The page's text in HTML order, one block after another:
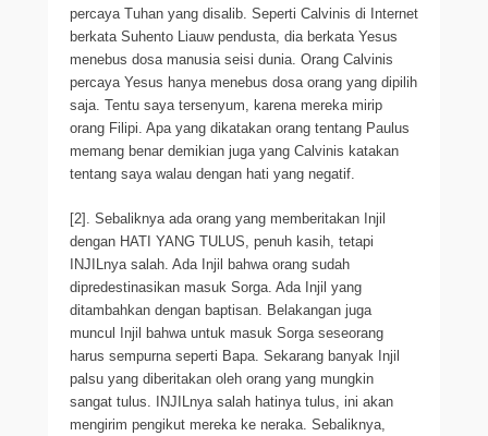
percaya Tuhan yang disalib. Seperti Calvinis di Internet
berkata Suhento Liauw pendusta, dia berkata Yesus
menebus dosa manusia seisi dunia. Orang Calvinis
percaya Yesus hanya menebus dosa orang yang dipilih
saja. Tentu saya tersenyum, karena mereka mirip
orang Filipi. Apa yang dikatakan orang tentang Paulus
memang benar demikian juga yang Calvinis katakan
tentang saya walau dengan hati yang negatif.
[2]. Sebaliknya ada orang yang memberitakan Injil
dengan HATI YANG TULUS, penuh kasih, tetapi
INJILnya salah. Ada Injil bahwa orang sudah
dipredestinasikan masuk Sorga. Ada Injil yang
ditambahkan dengan baptisan. Belakangan juga
muncul Injil bahwa untuk masuk Sorga seseorang
harus sempurna seperti Bapa. Sekarang banyak Injil
palsu yang diberitakan oleh orang yang mungkin
sangat tulus. INJILnya salah hatinya tulus, ini akan
mengirim pengikut mereka ke neraka. Sebaliknya,